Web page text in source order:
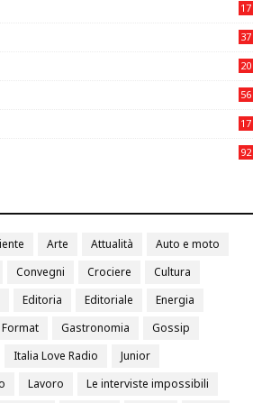
17
37
20
56
17
92
Arte Attualità
Auto e moto
Convegni Crociere
Cultura
Editoria Editoriale
Energia
Format Gastronomia
Gossip
Italia Love Radio
Junior
Lavoro
Le interviste impossibili